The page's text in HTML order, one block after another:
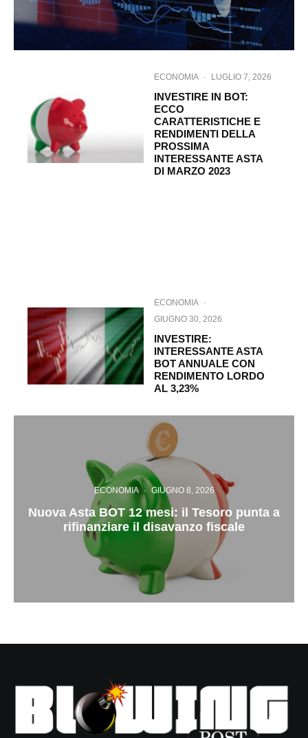
ECONOMIA · LUGLIO 7, 2026
INVESTIRE IN BOT:
ECCO
CARATTERISTICHE E
RENDIMENTI DELLA
PROSSIMA
INTERESSANTE ASTA
DI MARZO 2023
ECONOMIA ·
GIUGNO 30, 2026
INVESTIRE:
INTERESSANTE ASTA
BOT ANNUALE CON
RENDIMENTO LORDO
AL 3,23%
ECONOMIA · GIUGNO 8, 2026
Nuova Asta BOT 12 mesi: il Tesoro punta a
rifinanziare il disavanzo fiscale